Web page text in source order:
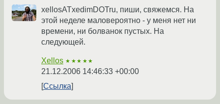
xellosATxedimDOTru, пиши, свяжемся. На
этой неделе маловероятно - у меня нет ни
времени, ни болванок пустых. На
следующей.
Xellos ★★★★★
21.12.2006 14:46:33 +00:00
Ссылка